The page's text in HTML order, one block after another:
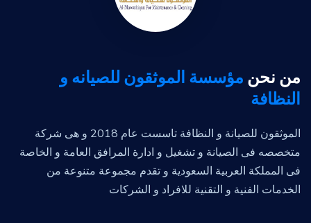
من نحن مؤسسة الموثقون للصيانه و
النظافة
الموثقون للصيانة و النظافة تاسست عام 2018 و هى شركة
متخصصه فى الصيانة و تشغيل و ادارة المرافق العامة و الخاصة
فى المملكة العربية السعودية و تقدم مجموعة متنوعة من
الخدمات الفنية و التقنية للافراد و الشركات